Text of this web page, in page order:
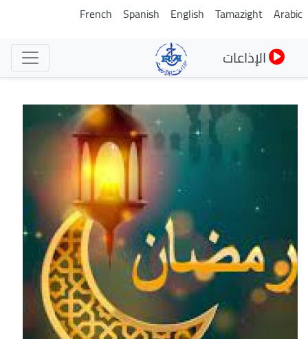
تجاوز
Arabic
Tamazight
English
Spanish
French
الإذاعات